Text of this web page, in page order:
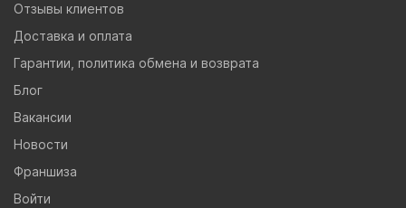
Отзывы клиентов
Доставка и оплата
Гарантии, политика обмена и возврата
Блог
Вакансии
Новости
Франшиза
Войти